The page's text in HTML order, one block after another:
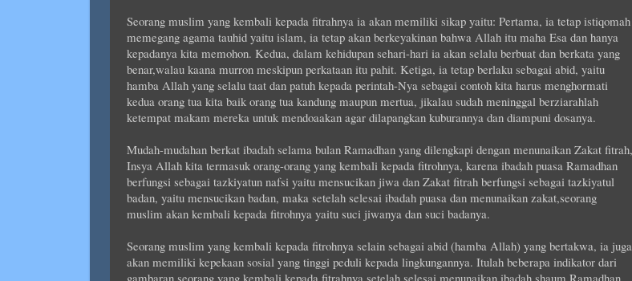
Seorang muslim yang kembali kepada fitrahnya ia akan memiliki sikap yaitu: Pertama, ia tetap istiqomah
memegang agama tauhid yaitu islam, ia tetap akan berkeyakinan bahwa Allah itu maha Esa dan hanya
kepadanya kita memohon. Kedua, dalam kehidupan sehari-hari ia akan selalu berbuat dan berkata yang
benar,walau kaana murron meskipun perkataan itu pahit. Ketiga, ia tetap berlaku sebagai abid, yaitu
hamba Allah yang selalu taat dan patuh kepada perintah-Nya sebagai contoh kita harus menghormati
kedua orang tua kita baik orang tua kandung maupun mertua, jikalau sudah meninggal berziarahlah
ketempat makam mereka untuk mendoaakan agar dilapangkan kuburannya dan diampuni dosanya.
Mudah-mudahan berkat ibadah selama bulan Ramadhan yang dilengkapi dengan menunaikan Zakat fitrah,
Insya Allah kita termasuk orang-orang yang kembali kepada fitrohnya, karena ibadah puasa Ramadhan
berfungsi sebagai tazkiyatun nafsi yaitu mensucikan jiwa dan Zakat fitrah berfungsi sebagai tazkiyatul
badan, yaitu mensucikan badan, maka setelah selesai ibadah puasa dan menunaikan zakat,seorang
muslim akan kembali kepada fitrohnya yaitu suci jiwanya dan suci badanya.
Seorang muslim yang kembali kepada fitrohnya selain sebagai abid (hamba Allah) yang bertakwa, ia juga
akan memiliki kepekaan sosial yang tinggi peduli kepada lingkungannya. Itulah beberapa indikator dari
gambaran seorang yang kembali kepada fitrahnya setelah selesai menunaikan ibadah shaum Ramadhan